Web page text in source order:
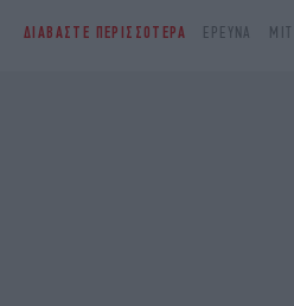
ΔΙΑΒΑΣΤΕ ΠΕΡΙΣΣΟΤΕΡΑ ΈΡΕΥΝΑ ΜΙΤ